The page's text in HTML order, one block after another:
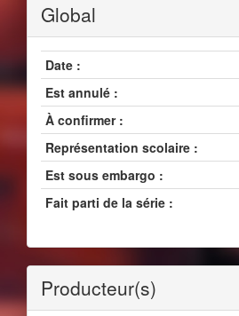
Global
Date :
Est annulé :
À confirmer :
Représentation scolaire :
Est sous embargo :
Fait parti de la série :
Producteur(s)